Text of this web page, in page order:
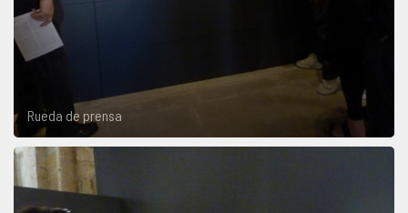
Rueda de prensa